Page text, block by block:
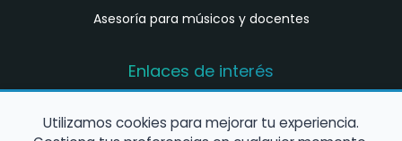
Asesoría para músicos y docentes
Enlaces de interés
música en España
Utilizamos cookies para mejorar tu experiencia.